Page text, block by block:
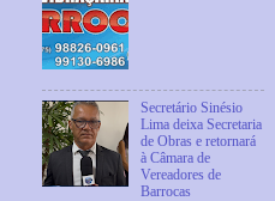
Secretário Sinésio
Lima deixa Secretaria
de Obras e retornará
à Câmara de
Vereadores de
Barrocas